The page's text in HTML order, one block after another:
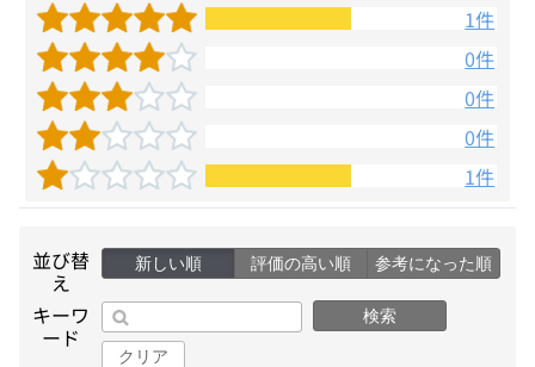
1件
0件
0件
0件
1件
並び替
え
新しい順 評価の高い順 参考になった順
キーワ
ード
検索
クリア